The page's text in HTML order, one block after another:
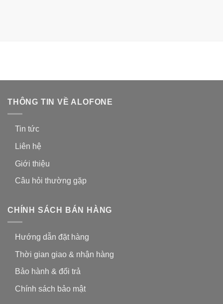
THÔNG TIN VỀ ALOFONE
Tin tức
Liên hệ
Giới thiệu
Câu hỏi thường gặp
CHÍNH SÁCH BÁN HÀNG
Hướng dẫn đặt hàng
Thời gian giao & nhận hàng
Bảo hành & đổi trả
Chính sách bảo mật